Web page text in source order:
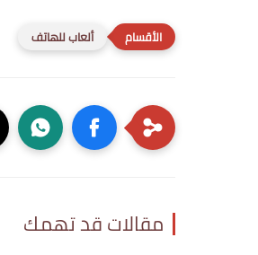
ألعاب للهاتف
مقالات قد تهمك